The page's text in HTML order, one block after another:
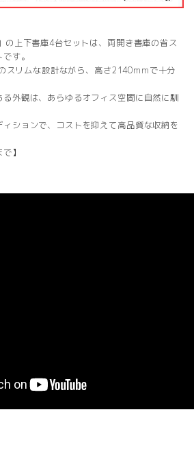
の上下書庫4台セットは、両開き書庫の省ス
す。
リムな設計ながら、高さ2140mmで十分
外観は、あらゆるオフィス空間に自然に馴
ションで、コストを抑えて高品質な収納を
】